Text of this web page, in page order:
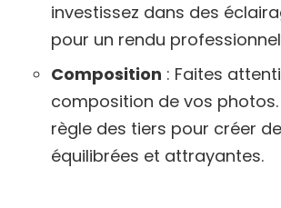
investissez dans des
pour un rendu
Composition : Faites
composition de vos photos.
règle des tiers pour créer
équilibrées et attrayantes.